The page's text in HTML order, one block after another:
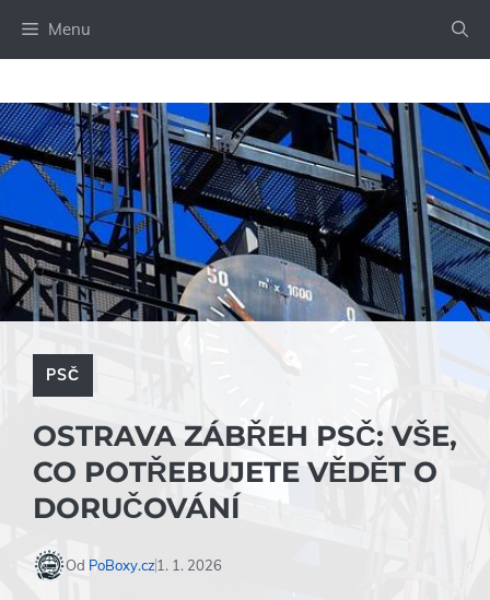
Menu
PSČ
OSTRAVA ZÁBŘEH PSČ: VŠE,
CO POTŘEBUJETE VĚDĚT O
DORUČOVÁNÍ
Od PoBoxy.cz 1. 1. 2026